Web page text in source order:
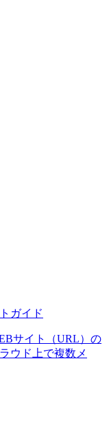
ガイド
サイト（URL）の
ウド上で複数メ